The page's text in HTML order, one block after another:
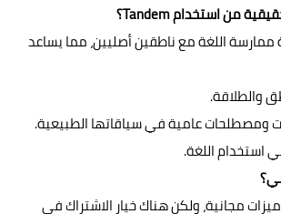
اللغة مع ناطقين أصليين، مما يساعد
والطلاقة.
ومصطلحات عامية في سياقاتها الطبيعية.
استخدام اللغة.
مجانية، ولكن هناك خيار الاشتراك في